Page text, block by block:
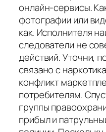
онлайн-сервисы.
фотографии или
как. Исполнителя
следователи не
действий. Уточни,
связано с
конфликт
потребителям.
группы
прибыл и